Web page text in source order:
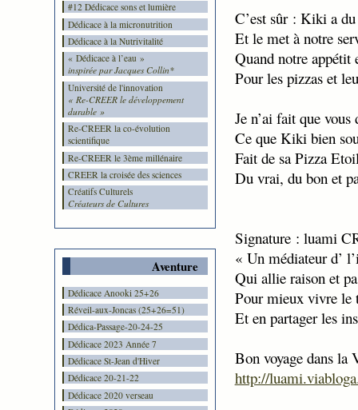
#12 Dédicace sons et lumière
Dédicace à la micronutrition
Dédicace à la Nutrivitalité
« Dédicace à l’eau »
inspirée par Jacques Collin*
Université de l'innovation
« Re-CREER le développement
durable »
Re-CREER la co-évolution
scientifique
Re-CREER le 3ème millénaire
CREER la croisée des sciences
Créatifs Culturels
Créateurs de Cultures
Aventure
Dédicace Anooki 25+26
Réveil-aux-Joncas (25+26=51)
Dédica-Passage-20-24-25
Dédicace 2023 Année 7
Dédicace St-Jean d'Hiver
Dédicace 20-21-22
Dédicace 2020 verseau
C’est sûr : Kiki a
Et le met à notre
Quand notre appétit
Pour les pizzas et
Je n’ai fait que vous
Ce que Kiki bien
Fait de sa Pizza
Du vrai, du bon et
Signature : luami
« Un médiateur d’
Qui allie raison et
Pour mieux vivre le
Et en partager les
Bon voyage dans la
http://